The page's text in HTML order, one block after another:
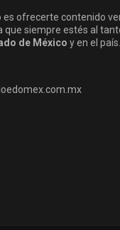
es ofrecerte contenido
que siempre estés al
de México y en el país.